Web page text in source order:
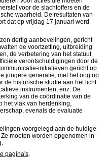
voor de slachtoffers en de
waarheid. De resultaten van
dat op vrijdag 17 januari werd
dertig aanbevelingen, gericht
de voortzetting, uitbreiding
de verbetering van het statuut
verontschuldigingen door de
initiatieven gericht op
jongere generatie, met het oog op
de historische studie aan het licht
instrumenten, enz. De
van de coördinatie van de
het vlak van herdenking,
evenals de evaluatie
voorgelegd aan de huidige
moeten worden opgenomen in
pagina's.